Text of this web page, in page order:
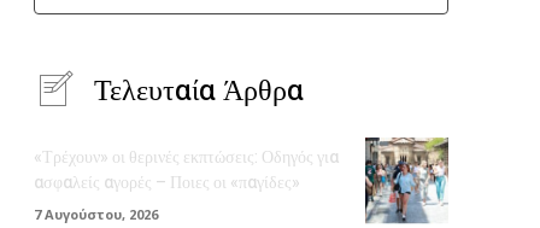
Τελευταία Άρθρα
«Τρέχουν» οι θερινές εκπτώσεις: Οδηγός για
ασφαλείς αγορές – Ποιες οι «παγίδες»
7 Αυγούστου, 2026